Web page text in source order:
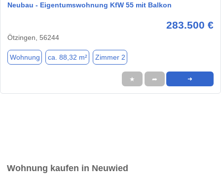
Neubau - Eigentumswohnung KfW 55 mit Balkon
283.500 €
Ötzingen, 56244
Wohnung ca. 88,32 m² Zimmer 2
★ ➦ ➜
Wohnung kaufen in Neuwied